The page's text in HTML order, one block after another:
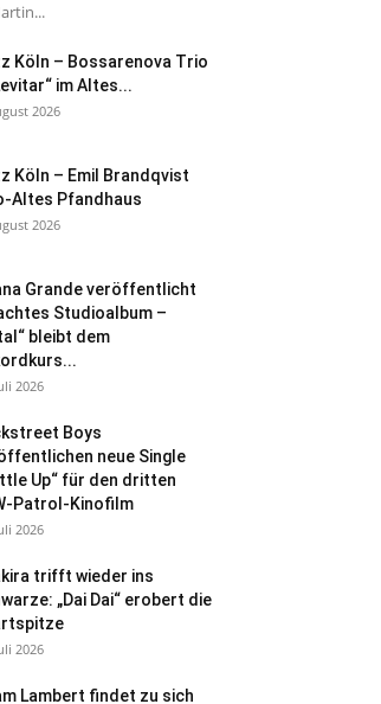
Köln – Bossarenova Trio
im Altes...
2026
Köln – Emil Brandqvist
Altes Pfandhaus
2026
Grande veröffentlicht
Studioalbum –
bleibt dem
2026
Boys
neue Single
Up“ für den dritten
Patrol-Kinofilm
2026
trifft wieder ins
„Dai Dai“ erobert die
2026
Lambert findet zu sich